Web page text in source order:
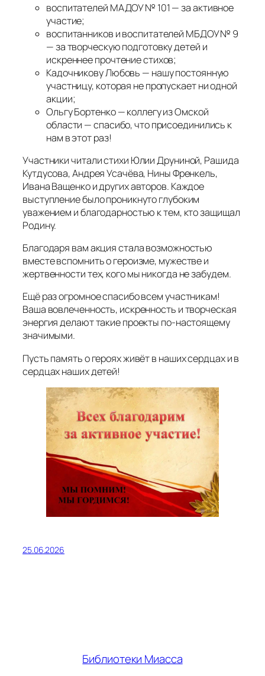
воспитателей МАДОУ № 101 — за активное
участие;
воспитанников и воспитателей МБДОУ № 9
— за творческую подготовку детей и
искреннее прочтение стихов;
Кадочникову Любовь — нашу постоянную
участницу, которая не пропускает ни одной
акции;
Ольгу Бортенко — коллегу из Омской
области — спасибо, что присоединились к
нам в этот раз!
Участники читали стихи Юлии Друниной, Рашида
Кутдусова, Андрея Усачёва, Нины Френкель,
Ивана Ващенко и других авторов. Каждое
выступление было проникнуто глубоким
уважением и благодарностью к тем, кто защищал
Родину.
Благодаря вам акция стала возможностью
вместе вспомнить о героизме, мужестве и
жертвенности тех, кого мы никогда не забудем.
Ещё раз огромное спасибо всем участникам!
Ваша вовлеченность, искренность и творческая
энергия делают такие проекты по‑настоящему
значимыми.
Пусть память о героях живёт в наших сердцах и в
сердцах наших детей!
25.06.2026
Библиотеки Миасса